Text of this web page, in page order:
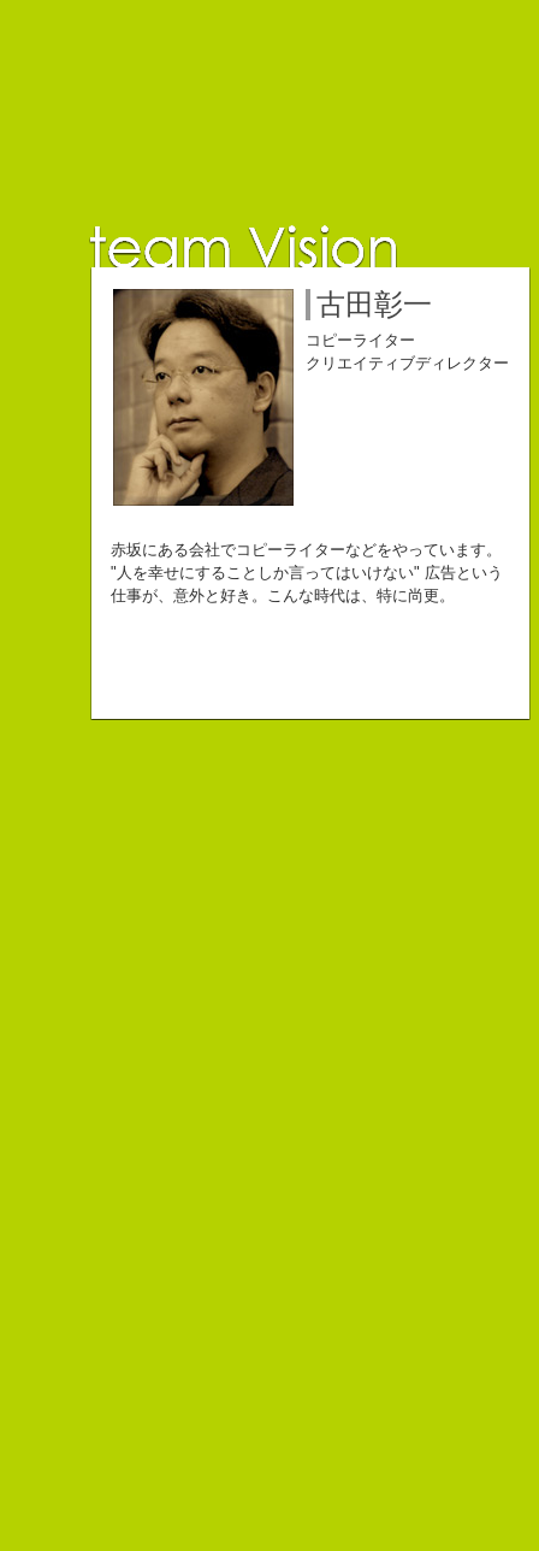
佐藤延夫
コピーライター
チームVision 事務局長
保持壮太郎
コピーライター
自己紹介ジェネレーターというサイトがある。試しにやってみた。
こんちゃっ保持壮太郎っていいます。
皆からは「保持壮太郎ピーナッツ」って呼ばれてるよ。
小山佳奈
コピーライター
なにがしか書いていられるしごとはとっても
幸せでとっても怖いですが、きょうもなんとか幸せに
生きられてる私は幸せなのかもしれません。
中村直史
コピーライター
長崎県五島市出身
３６歳
「五島列島はよいところです。
江口順也
コピーライター
Copy writer
10周年キャンペーン中です。
名雪祐平
コピーライター
クリエイティブディレクター
初対面の人によく言われる。
「きれいな名前ですね」
こう返す。「ええ、名前だけは」
古田彰一
コピーライター
クリエイティブディレクター
赤坂にある会社でコピーライターなどをやっています。
"人を幸せにすることしか言ってはいけない" 広告という
仕事が、意外と好き。こんな時代は、特に尚更。